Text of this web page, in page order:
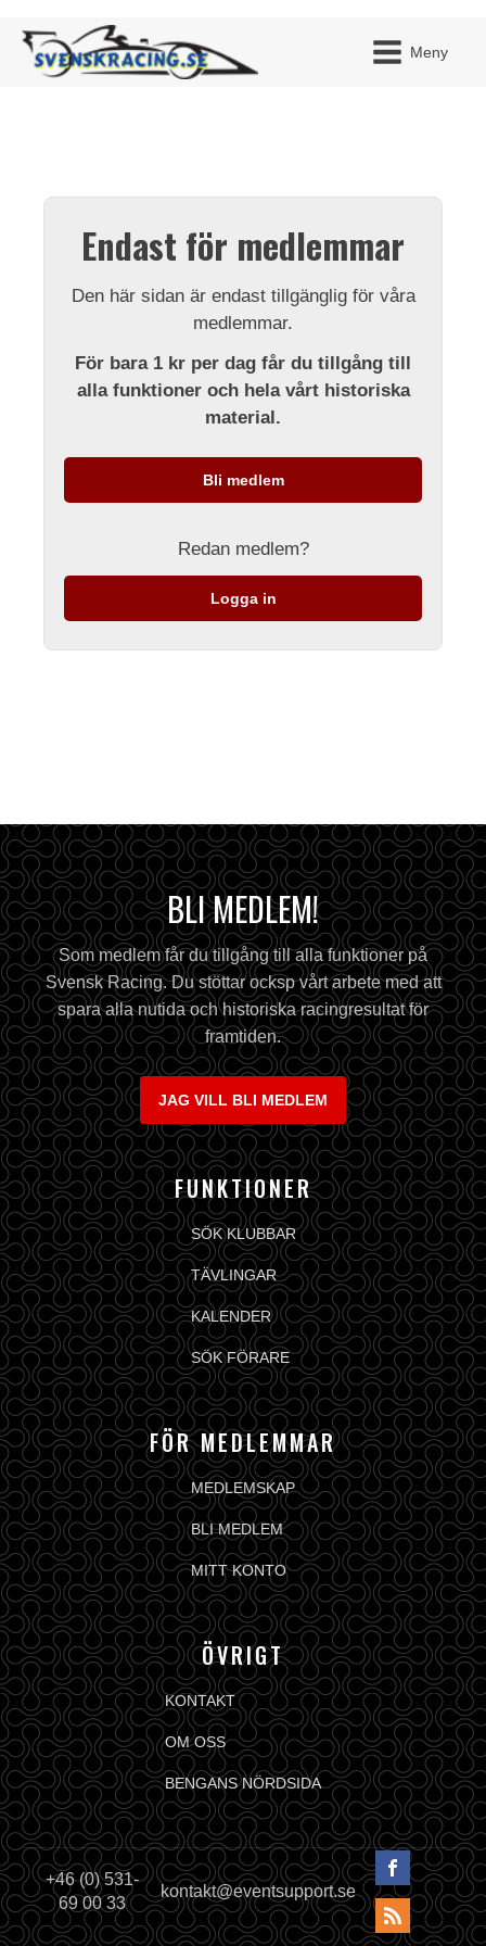
Meny
Endast för medlemmar
Den här sidan är endast tillgänglig för våra
medlemmar.
För bara 1 kr per dag får du tillgång till
alla funktioner och hela vårt historiska
material.
Bli medlem
Redan medlem?
Logga in
BLI MEDLEM!
Som medlem får du tillgång till alla funktioner på
Svensk Racing. Du stöttar ocksp vårt arbete med att
spara alla nutida och historiska racingresultat för
framtiden.
JAG VILL BLI MEDLEM
FUNKTIONER
SÖK KLUBBAR
TÄVLINGAR
KALENDER
SÖK FÖRARE
FÖR MEDLEMMAR
MEDLEMSKAP
BLI MEDLEM
MITT KONTO
ÖVRIGT
KONTAKT
OM OSS
BENGANS NÖRDSIDA
+46 (0) 531-
69 00 33
kontakt@eventsupport.se